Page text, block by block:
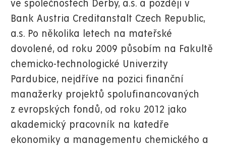
ve společnostech Derby, a.s. a později v
Bank Austria Creditanstalt Czech Republic,
a.s. Po několika letech na mateřské
dovolené, od roku 2009 působím na Fakultě
chemicko-technologické Univerzity
Pardubice, nejdříve na pozici finanční
manažerky projektů spolufinancovaných
z evropských fondů, od roku 2012 jako
akademický pracovník na katedře
ekonomiky a managementu chemického a